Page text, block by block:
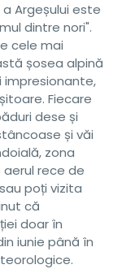
Argeșului este
dintre nori".
cele mai
șosea alpină
impresionante,
Fiecare
dese și
și văi
zona
rece de
poți vizita
că
doar în
iunie până în